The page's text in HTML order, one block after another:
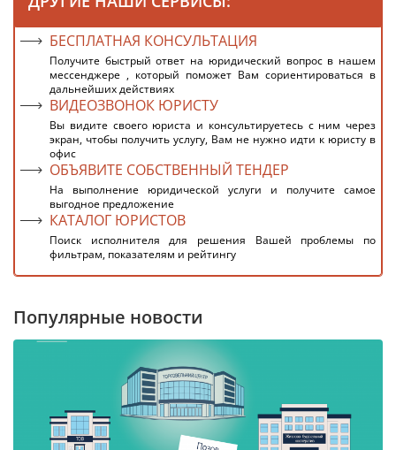
БЕСПЛАТНАЯ КОНСУЛЬТАЦИЯ
Получите быстрый ответ на юридический вопрос в нашем
мессенджере , который поможет Вам сориентироваться в
дальнейших действиях
ВИДЕОЗВОНОК ЮРИСТУ
Вы видите своего юриста и консультируетесь с ним через
экран, чтобы получить услугу, Вам не нужно идти к юристу в
офис
ОБЪЯВИТЕ СОБСТВЕННЫЙ ТЕНДЕР
На выполнение юридической услуги и получите самое
выгодное предложение
КАТАЛОГ ЮРИСТОВ
Поиск исполнителя для решения Вашей проблемы по
фильтрам, показателям и рейтингу
Популярные новости